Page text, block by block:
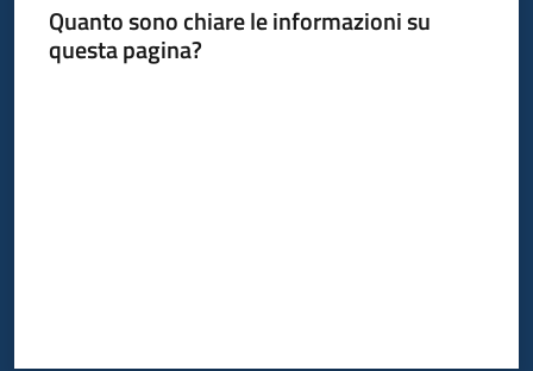
Quanto sono chiare le informazioni su
questa pagina?